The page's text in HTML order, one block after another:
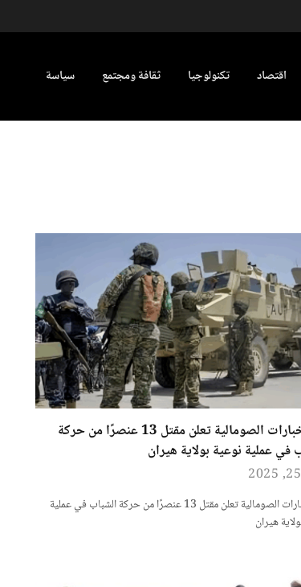
اقتصاد تكنولوجيا ثقافة ومجتمع سياسة
الاستخبارات الصومالية تعلن مقتل 13 عنصرًا من حركة
في عملية نوعية بولاية هيران
الاستخبارات الصومالية تعلن مقتل 13 عنصرًا من حركة الشباب في عملية
هيران